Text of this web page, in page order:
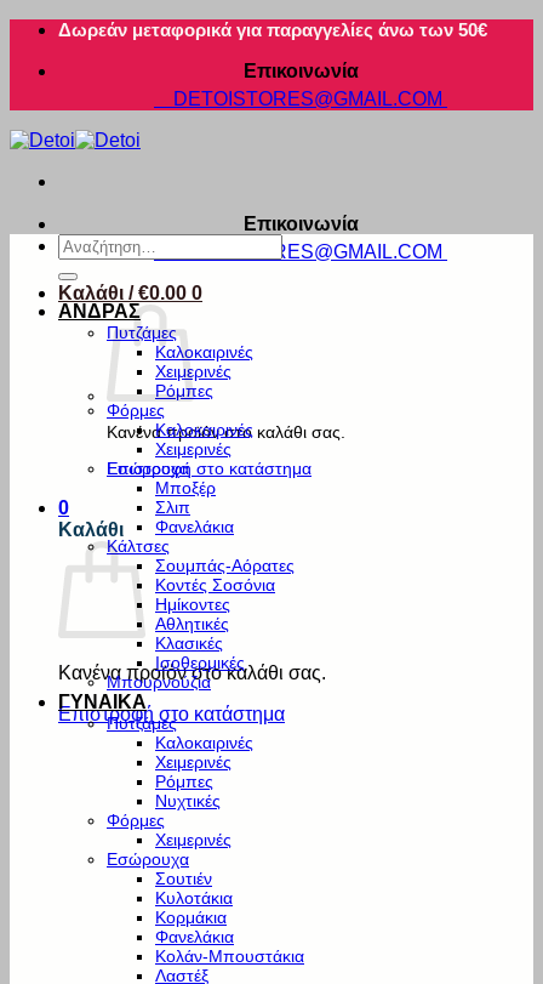
Μετάβαση
περιεχόμενο
Δωρεάν μεταφορικά για παραγγελίες άνω των 50€
Επικοινωνία
DETOISTORES@GMAIL.COM
Επικοινωνία
DETOISTORES@GMAIL.COM
Καλάθι /€0.00 0
Κανένα προϊόν στο καλάθι σας.
Επιστροφή στο κατάστημα
0
Καλάθι
Κανένα προϊόν στο καλάθι σας.
Επιστροφή στο κατάστημα
Αναζήτηση
για:
ΑΝΔΡΑΣ
Πυτζάμες
Καλοκαιρινές
Χειμερινές
Ρόμπες
Φόρμες
Καλοκαιρινές
Χειμερινές
Εσώρουχα
Μποξέρ
Σλιπ
Φανελάκια
Κάλτσες
Σουμπάς-Αόρατες
Κοντές Σοσόνια
Ημίκοντες
Αθλητικές
Κλασικές
Ισοθερμικές
Μπουρνούζια
ΓΥΝΑΙΚΑ
Πυτζάμες
Καλοκαιρινές
Χειμερινές
Ρόμπες
Νυχτικές
Φόρμες
Χειμερινές
Εσώρουχα
Σουτιέν
Κυλοτάκια
Κορμάκια
Φανελάκια
Κολάν-Μπουστάκια
Λαστέξ